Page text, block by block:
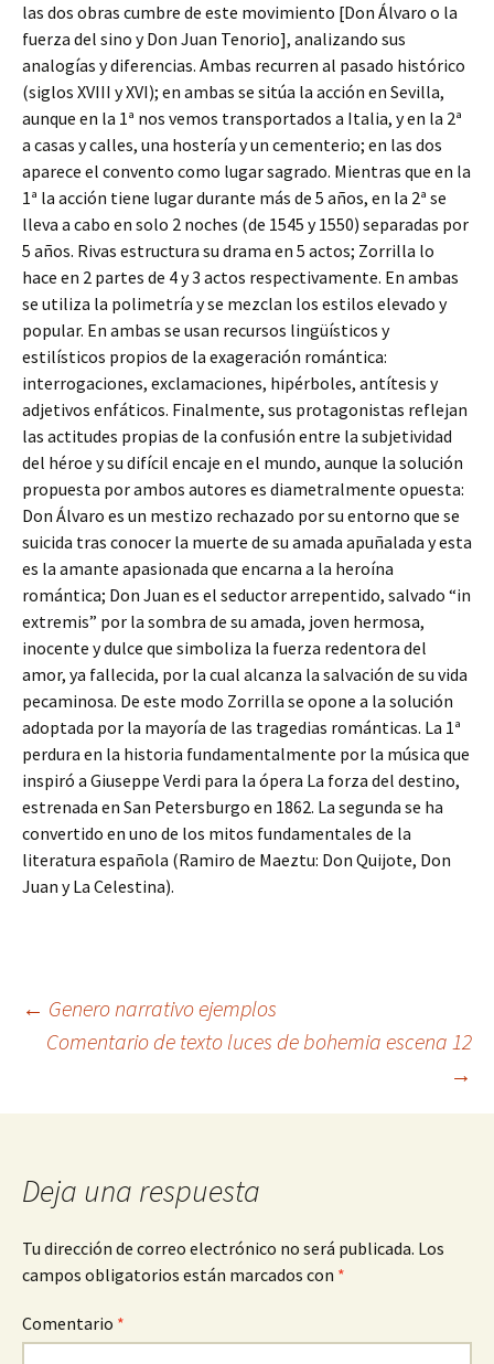
las dos obras cumbre de este movimiento [Don Álvaro o la
fuerza del sino y Don Juan Tenorio], analizando sus
analogías y diferencias. Ambas recurren al pasado histórico
(siglos XVIII y XVI); en ambas se sitúa la acción en Sevilla,
aunque en la 1ª nos vemos transportados a Italia, y en la 2ª
a casas y calles, una hostería y un cementerio; en las dos
aparece el convento como lugar sagrado. Mientras que en la
1ª la acción tiene lugar durante más de 5 años, en la 2ª se
lleva a cabo en solo 2 noches (de 1545 y 1550) separadas por
5 años. Rivas estructura su drama en 5 actos; Zorrilla lo
hace en 2 partes de 4 y 3 actos respectivamente. En ambas
se utiliza la polimetría y se mezclan los estilos elevado y
popular. En ambas se usan recursos lingüísticos y
estilísticos propios de la exageración romántica:
interrogaciones, exclamaciones, hipérboles, antítesis y
adjetivos enfáticos. Finalmente, sus protagonistas reflejan
las actitudes propias de la confusión entre la subjetividad
del héroe y su difícil encaje en el mundo, aunque la solución
propuesta por ambos autores es diametralmente opuesta:
Don Álvaro es un mestizo rechazado por su entorno que se
suicida tras conocer la muerte de su amada apuñalada y esta
es la amante apasionada que encarna a la heroína
romántica; Don Juan es el seductor arrepentido, salvado “in
extremis” por la sombra de su amada, joven hermosa,
inocente y dulce que simboliza la fuerza redentora del
amor, ya fallecida, por la cual alcanza la salvación de su vida
pecaminosa. De este modo Zorrilla se opone a la solución
adoptada por la mayoría de las tragedias románticas. La 1ª
perdura en la historia fundamentalmente por la música que
inspiró a Giuseppe Verdi para la ópera La forza del destino,
estrenada en San Petersburgo en 1862. La segunda se ha
convertido en uno de los mitos fundamentales de la
literatura española (Ramiro de Maeztu: Don Quijote, Don
Juan y La Celestina).
Navegación
← Genero narrativo ejemplos
Comentario de texto luces de bohemia escena 12
→
Deja una respuesta
Tu dirección de correo electrónico no será publicada. Los
campos obligatorios están marcados con *
Comentario *